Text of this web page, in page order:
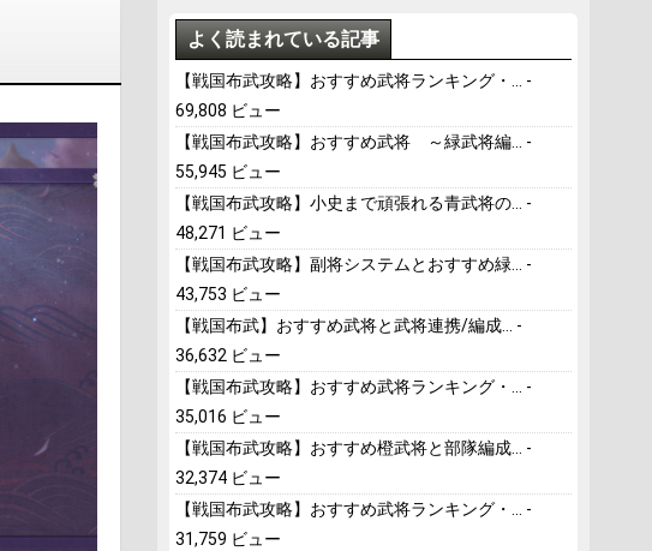
よく読まれている記事
【戦国布武攻略】おすすめ武将ランキング・...
-
69,808 ビュー
【戦国布武攻略】おすすめ武将 ～緑武将編...
-
55,945 ビュー
【戦国布武攻略】小史まで頑張れる青武将の...
-
48,271 ビュー
【戦国布武攻略】副将システムとおすすめ緑...
-
43,753 ビュー
【戦国布武】おすすめ武将と武将連携/編成...
-
36,632 ビュー
【戦国布武攻略】おすすめ武将ランキング・...
-
35,016 ビュー
【戦国布武攻略】おすすめ橙武将と部隊編成...
-
32,374 ビュー
【戦国布武攻略】おすすめ武将ランキング・...
-
31,759 ビュー